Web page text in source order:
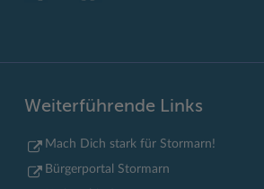
Weiterführende Links
Mach Dich stark für Stormarn!
Bürgerportal Stormarn